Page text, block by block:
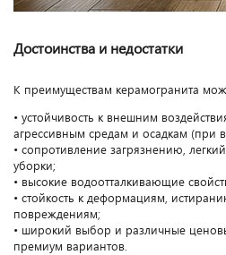
Достоинства и недостатки
К преимуществам керамогранита
• устойчивость к внешним
агрессивным средам и осадкам (при
• сопротивление загрязнению,
уборки;
• высокие водоотталкивающие
• стойкость к деформациям,
повреждениям;
• широкий выбор и различные
премиум вариантов.